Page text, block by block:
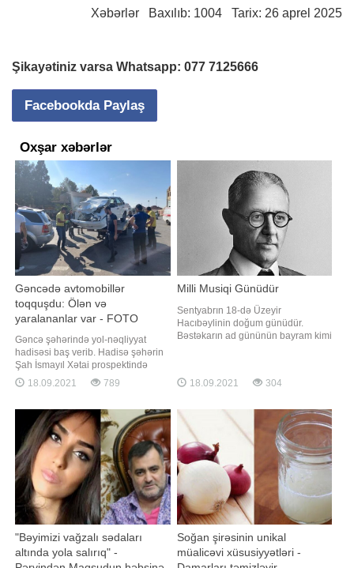
Xəbərlər Baxılıb: 1004 Tarix: 26 aprel 2025
Şikayətiniz varsa Whatsapp: 077 7125666
Facebookda Paylaş
Oxşar xəbərlər
Gəncədə avtomobillər
toqquşdu: Ölən və
yaralananlar var - FOTO
Gəncə şəhərində yol-nəqliyyat
hadisəsi baş verib. Hadisə şəhərin
Şah İsmayıl Xətai prospektində
qeydə alınıb. Belə ki, hərəkətdə
olan VAZ-21 015 markalı minik
toqquşub. Daha sonra
avtomobillərdən biri yoldan keçən
iki piyadanı vurub. Onlardan biri
ölüb, digəri is
18.09.2021 789
Milli Musiqi Günüdür
Sentyabrın 18-də Üzeyir
Hacıbəylinin doğum günüdür.
Bəstəkarın ad gününün bayram kimi
Niyazi Üzeyir bəyin vəfatından
1995-ci ildə isə Prezident Heydər
Əliyevi
18.09.2021 304
"Bəyimizi vağzalı sədaları
altında yola salırıq" -
Soğan şirəsinin unikal
müalicəvi xüsusiyyətləri -